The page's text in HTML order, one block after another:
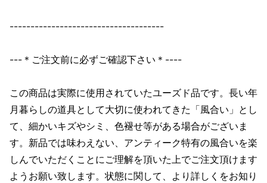
-------------------------------------
---＊ご注文前に必ずご確認下さい＊----
この商品は実際に使用されていたユーズド品です。長い年
月暮らしの道具として大切に使われてきた「風合い」とし
て、細かいキズやシミ、色褪せ等がある場合がございま
す。新品では味わえない、アンティーク特有の風合いを楽
しんでいただくことにご理解を頂いた上でご注文頂けます
ようお願い致します。状態に関して、より詳しくをお知り